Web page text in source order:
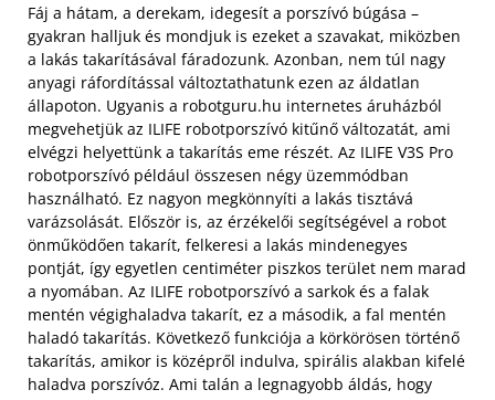
Fáj a hátam, a derekam, idegesít a porszívó búgása –
gyakran halljuk és mondjuk is ezeket a szavakat, miközben
a lakás takarításával fáradozunk. Azonban, nem túl nagy
anyagi ráfordítással változtathatunk ezen az áldatlan
állapoton. Ugyanis a robotguru.hu internetes áruházból
megvehetjük az ILIFE robotporszívó kitűnő változatát, ami
elvégzi helyettünk a takarítás eme részét. Az ILIFE V3S Pro
robotporszívó például összesen négy üzemmódban
használható. Ez nagyon megkönnyíti a lakás tisztává
varázsolását. Először is, az érzékelői segítségével a robot
önműködően takarít, felkeresi a lakás mindenegyes
pontját, így egyetlen centiméter piszkos terület nem marad
a nyomában. Az ILIFE robotporszívó a sarkok és a falak
mentén végighaladva takarít, ez a második, a fal mentén
haladó takarítás. Következő funkciója a körkörösen történő
takarítás, amikor is középről indulva, spirális alakban kifelé
haladva porszívóz. Ami talán a legnagyobb áldás, hogy